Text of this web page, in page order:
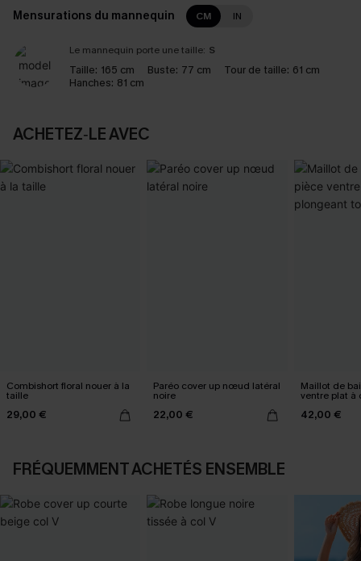
Mensurations du mannequin CM IN
Le mannequin porte une taille: S
Taille: 165 cm Buste: 77 cm Tour de taille: 61 cm
Hanches: 81 cm
ACHETEZ‑LE AVEC
Combishort floral nouer à la
taille
29,00 €
Paréo cover up nœud latéral
noire
22,00 €
Maillot de
ventre plat à
tour de cou
42,00 €
FRÉQUEMMENT ACHETÉS ENSEMBLE